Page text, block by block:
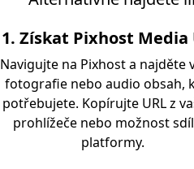
1. Získat Pixhost Media
Navigujte na Pixhost a najděte
fotografie nebo audio obsah,
potřebujete. Kopírujte URL z
prohlížeče nebo možnost
platformy.